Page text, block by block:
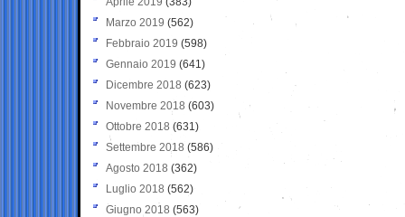
Marzo 2019 (562)
Febbraio 2019 (598)
Gennaio 2019 (641)
Dicembre 2018 (623)
Novembre 2018 (603)
Ottobre 2018 (631)
Settembre 2018 (586)
Agosto 2018 (362)
Luglio 2018 (562)
Giugno 2018 (563)